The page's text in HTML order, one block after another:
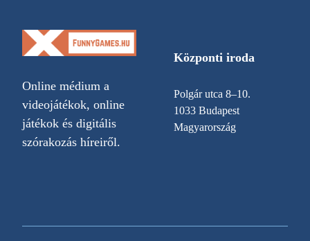
Online médium a
videojátékok, online
játékok és digitális
szórakozás híreiről.
Központi iroda
Polgár utca 8–10.
1033 Budapest
Magyarország